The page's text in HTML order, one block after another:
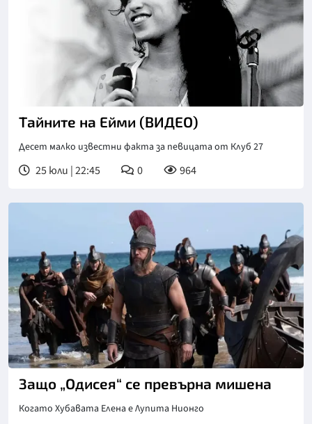
Тайните на Ейми (ВИДЕО)
Десет малко известни факта за певицата от Клуб 27
25 юли | 22:45 0 964
Защо „Одисея“ се превърна мишена
Когато Хубавата Елена е Лупита Нионго